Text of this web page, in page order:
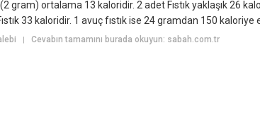
(2 gram) ortalama 13 kaloridir. 2 adet Fıstık yaklaşık 26
33 kaloridir. 1 avuç fıstık ise 24 gramdan 150 kaloriye
Cevabın tamamını burada okuyun: sabah.com.tr